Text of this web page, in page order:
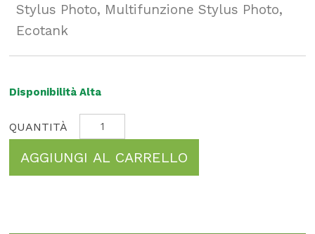
Stylus Photo, Multifunzione Stylus Photo,
Ecotank
Disponibilità Alta
AGGIUNGI AL CARRELLO